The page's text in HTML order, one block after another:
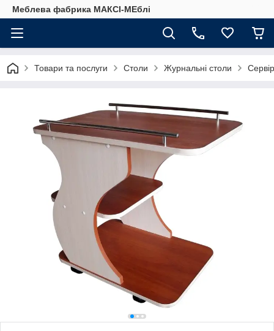
Меблева фабрика МАКСІ-МЕблі
Товари та послуги Столи Журнальні столи